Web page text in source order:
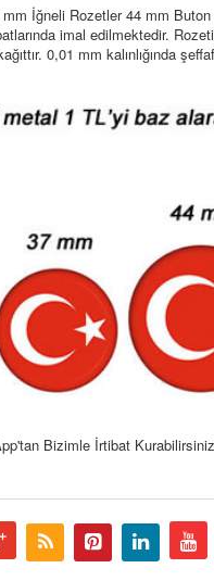
İğneli Rozetler 44 mm
imal edilmektedir.
0,01 mm kalınlığında
Bizimle İrtibat